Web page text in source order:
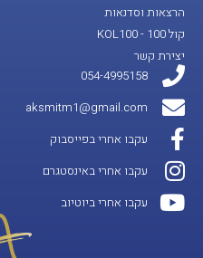
הרצאות וסדנאות
קול 100 - KOL100
יצירת קשר
054-4995158
aksmitm1@gmail.com
עקבו אחרי בפייסבוק
עקבו אחרי באינסטגרם
עקבו אחרי ביוטיוב